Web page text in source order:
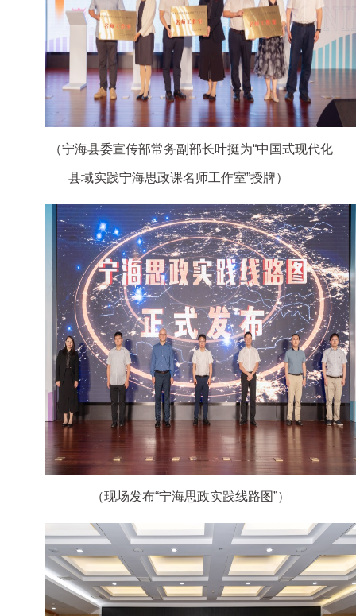
（宁海县委宣传部常务副部长叶挺为“中国式现代化
县域实践宁海思政课名师工作室”授牌）
（现场发布“宁海思政实践线路图”）